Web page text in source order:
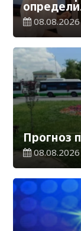
каникул
08.08.2026
Прогноз
08.08.2026